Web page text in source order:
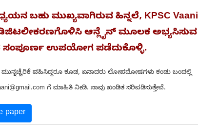
ಬಹು ಮುಖ್ಯವಾಗಿರುವ ಹಿನ್ನಲೆ, KPSC Vaani
ಡಿಜಿಟಲೀಕರಣಗೊಳಿಸಿ ಆನ್ಲೈನ್ ಮೂಲಕ ಅಭ್ಯಸಿಸುವ
ಸಂಪೂರ್ಣ ಉಪಯೋಗ ಪಡೆದುಕೊಳ್ಳಿ.
ಮುನ್ನಚ್ಚೆರಿಕೆ ವಹಿಸಿದ್ದರೂ ಕೂಡ, ಏನಾದರು ಲೋಪದೋಷಗಳು ಕಂಡು ಬಂದಲ್ಲಿ
ಗೆ ಮಾಹಿತಿ ನೀಡಿ. ನಾವು ಖಂಡಿತ ಸರಿಪಡಿಸುತ್ತೇವೆ.
paper